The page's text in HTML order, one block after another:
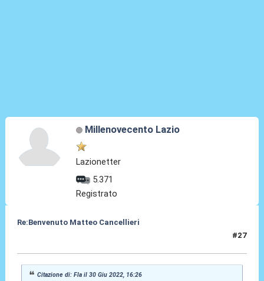
Millenovecento Lazio
Lazionetter
5.371
Registrato
Re:Benvenuto Matteo Cancellieri
#27
Citazione di: Fla il 30 Giu 2022, 16:26